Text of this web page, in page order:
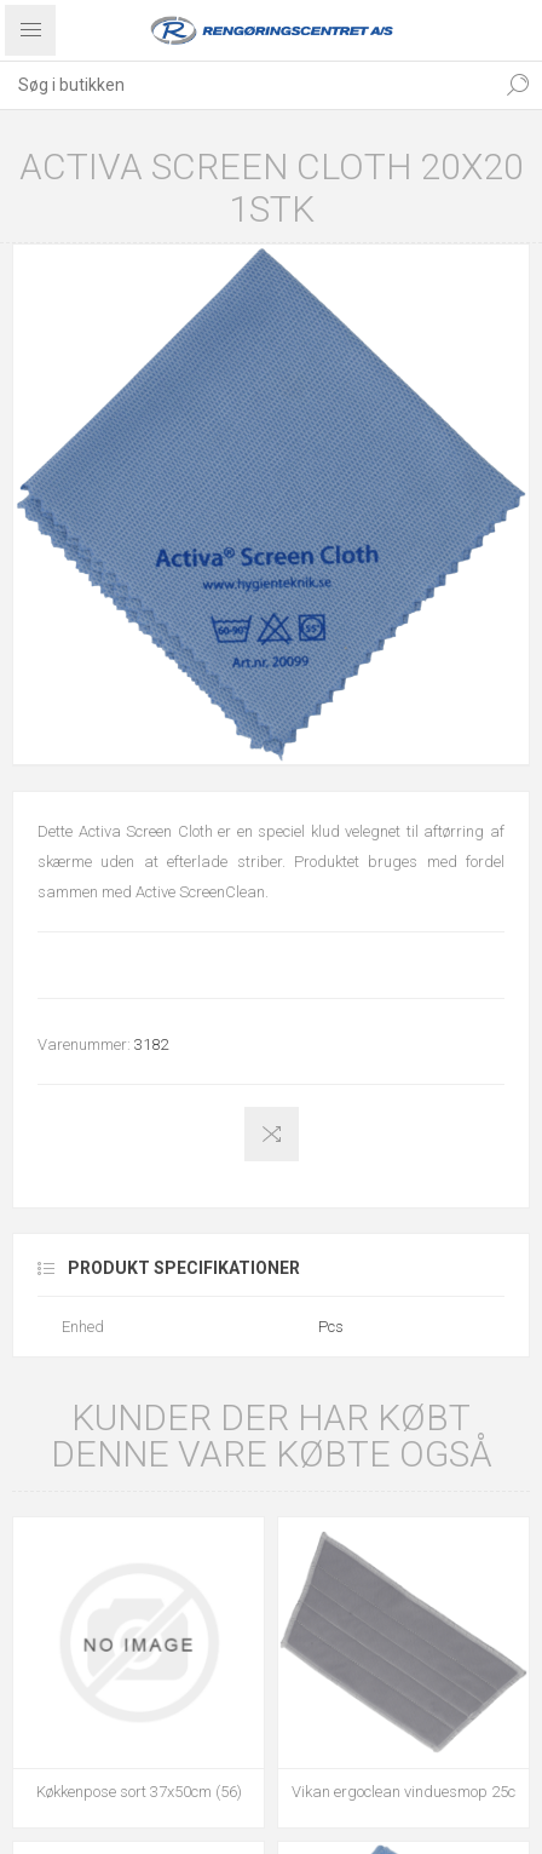
ACTIVA SCREEN CLOTH 20X20
1STK
Dette Activa Screen Cloth er en speciel klud velegnet til aftørring af
skærme uden at efterlade striber. Produktet bruges med fordel
sammen med Active ScreenClean.
Varenummer: 3182
PRODUKT SPECIFIKATIONER
Enhed Pcs
KUNDER DER HAR KØBT
DENNE VARE KØBTE OGSÅ
Køkkenpose sort 37x50cm (56) Vikan ergoclean vinduesmop 25c